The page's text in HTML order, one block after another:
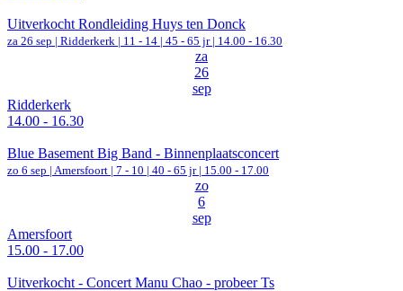
Uitverkocht Rondleiding Huys ten Donck
za 26 sep | Ridderkerk | 11 - 14 | 45 - 65 jr | 14.00 - 16.30
za
26
sep
Ridderkerk
14.00 - 16.30
Blue Basement Big Band - Binnenplaatsconcert
zo 6 sep | Amersfoort | 7 - 10 | 40 - 65 jr | 15.00 - 17.00
zo
6
sep
Amersfoort
15.00 - 17.00
Uitverkocht - Concert Manu Chao - probeer Ts